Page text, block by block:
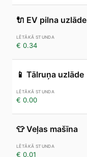
🔌 EV pilna uzlāde
€ 0.34
📱 Tālruņa uzlāde
€ 0.00
👕 Veļas mašīna
€ 0.01